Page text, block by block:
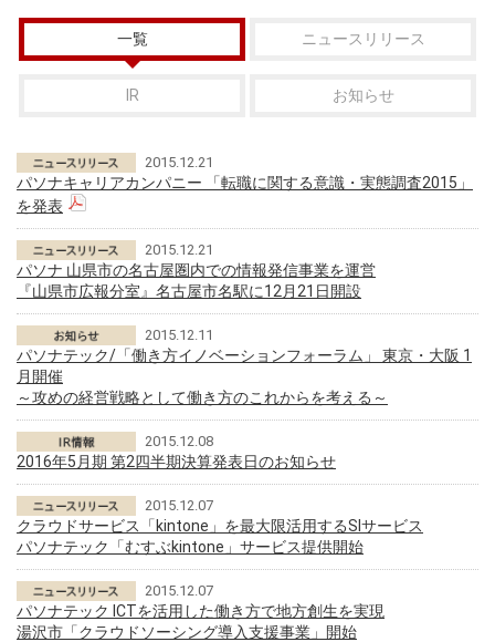
一覧 ニュースリリース
IR お知らせ
2015.12.21
パソナキャリアカンパニー 「転職に関する意識・実態調査2015」
を発表
2015.12.21
パソナ 山県市の名古屋圏内での情報発信事業を運営
『山県市広報分室』名古屋市名駅に12月21日開設
2015.12.11
パソナテック/「働き方イノベーションフォーラム」 東京・大阪 1
月開催
～攻めの経営戦略として働き方のこれからを考える～
2015.12.08
2016年5月期 第2四半期決算発表日のお知らせ
2015.12.07
クラウドサービス「kintone」を最大限活用するSIサービス
パソナテック「むすぶkintone」サービス提供開始
2015.12.07
パソナテック ICTを活用した働き方で地方創生を実現
湯沢市「クラウドソーシング導入支援事業」開始